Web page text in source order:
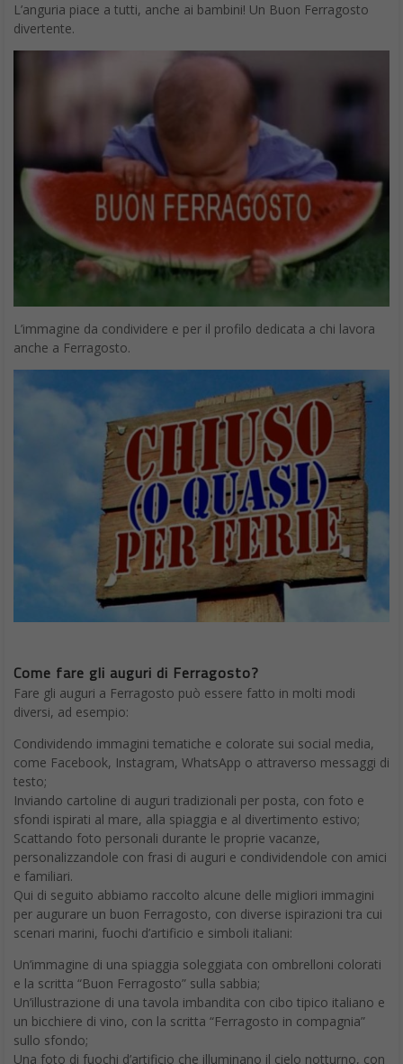
L’anguria piace a tutti, anche ai bambini! Un Buon Ferragosto
divertente.
L’immagine da condividere e per il profilo dedicata a chi lavora
anche a Ferragosto.
Come fare gli auguri di Ferragosto?
Fare gli auguri a Ferragosto può essere fatto in molti modi
diversi, ad esempio:
Condividendo immagini tematiche e colorate sui social media,
come Facebook, Instagram, WhatsApp o attraverso messaggi di
testo;
Inviando cartoline di auguri tradizionali per posta, con foto e
sfondi ispirati al mare, alla spiaggia e al divertimento estivo;
Scattando foto personali durante le proprie vacanze,
personalizzandole con frasi di auguri e condividendole con amici
e familiari.
Qui di seguito abbiamo raccolto alcune delle migliori immagini
per augurare un buon Ferragosto, con diverse ispirazioni tra cui
scenari marini, fuochi d’artificio e simboli italiani:
Un’immagine di una spiaggia soleggiata con ombrelloni colorati
e la scritta “Buon Ferragosto” sulla sabbia;
Un’illustrazione di una tavola imbandita con cibo tipico italiano e
un bicchiere di vino, con la scritta “Ferragosto in compagnia”
sullo sfondo;
Una foto di fuochi d’artificio che illuminano il cielo notturno, con